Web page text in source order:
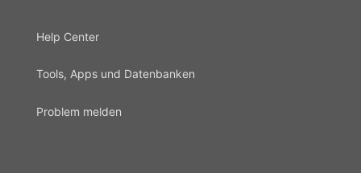
Help Center
Tools, Apps und Datenbanken
Problem melden